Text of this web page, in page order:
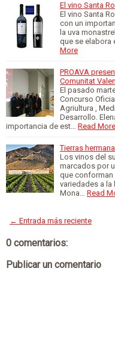
El vino Santa
El vino Santa
con un
la uva
que se elabora
More
PROAVA
Comunitat
El pasado
Concurso
Agriultura ,
Desarrollo.
importancia de est… Read More
Tierras
Los vinos del
marcados por
que conforman
variedades a la
Mona… Read
← Entrada más reciente
0 comentarios:
Publicar un comentario